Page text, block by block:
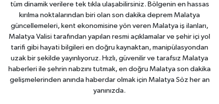
tüm dinamik verilere tek tıkla ulaşabilirsiniz. Bölgenin en hassas
kırılma noktalarından biri olan son dakika deprem Malatya
güncellemeleri, kent ekonomisine yön veren Malatya iş ilanları,
Malatya Valisi tarafından yapılan resmi açıklamalar ve şehir içi yol
tarifi gibi hayati bilgileri en doğru kaynaktan, manipülasyondan
uzak bir şekilde yayınlıyoruz. Hızlı, güvenilir ve tarafsız Malatya
haberleri ile şehrin nabzını tutmak, en doğru Malatya son dakika
gelişmelerinden anında haberdar olmak için Malatya Söz her an
yanınızda.